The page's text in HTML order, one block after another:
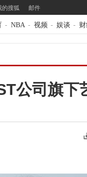
的搜狐 邮件
- NBA - 视频 - 娱谈 -
公司旗下